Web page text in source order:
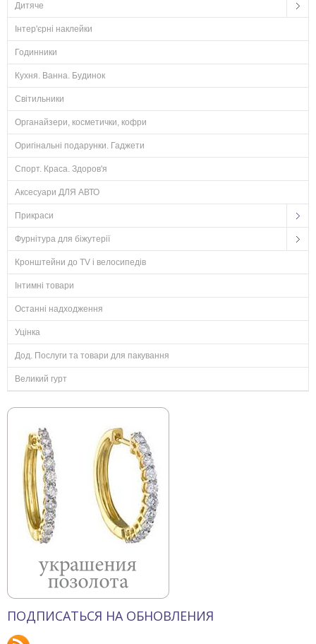
Дитяче
Інтер'єрні наклейки
Годинники
Кухня. Ванна. Будинок
Світильники
Органайзери, косметички, кофри
Оригінальні подарунки. Гаджети
Спорт. Краса. Здоров'я
Аксесуари ДЛЯ АВТО
Прикраси
Фурнітура для біжутерії
Кронштейни до TV і велосипедів
Інтимні товари
Останні надходження
Уцінка
Дод. Послуги та товари для пакування
Великий гурт
ПОДПИСАТЬСЯ НА ОБНОВЛЕНИЯ